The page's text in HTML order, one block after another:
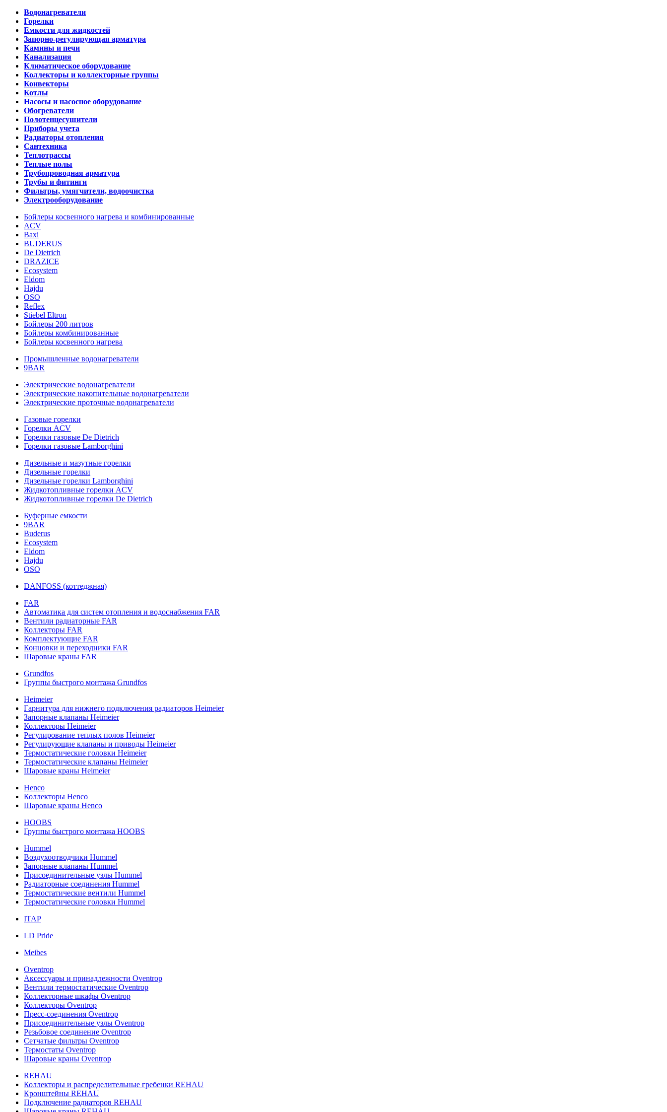
Водонагреватели
Горелки
Емкости для жидкостей
Запорно-регулирующая арматура
Камины и печи
Канализация
Климатическое оборудование
Коллекторы и коллекторные группы
Конвекторы
Котлы
Насосы и насосное оборудование
Обогреватели
Полотенцесушители
Приборы учета
Радиаторы отопления
Сантехника
Теплотрассы
Теплые полы
Трубопроводная арматура
Трубы и фитинги
Фильтры, умягчители, водоочистка
Электрооборудование
Бойлеры косвенного нагрева и комбинированные
ACV
Baxi
BUDERUS
De Dietrich
DRAZICE
Ecosystem
Eldom
Hajdu
OSO
Reflex
Stiebel Eltron
Бойлеры 200 литров
Бойлеры комбинированные
Бойлеры косвенного нагрева
Промышленные водонагреватели
9BAR
Электрические водонагреватели
Электрические накопительные водонагреватели
Электрические проточные водонагреватели
Газовые горелки
Горелки ACV
Горелки газовые De Dietrich
Горелки газовые Lamborghini
Дизельные и мазутные горелки
Дизельные горелки
Дизельные горелки Lamborghini
Жидкотопливные горелки ACV
Жидкотопливные горелки De Dietrich
Буферные емкости
9BAR
Buderus
Ecosystem
Eldom
Hajdu
OSO
DANFOSS (коттеджная)
FAR
Автоматика для систем отопления и водоснабжения FAR
Вентили радиаторные FAR
Коллекторы FAR
Комплектующие FAR
Концовки и переходники FAR
Шаровые краны FAR
Grundfos
Группы быстрого монтажа Grundfos
Heimeier
Гарнитура для нижнего подключения радиаторов Heimeier
Запорные клапаны Heimeier
Коллекторы Heimeier
Регулирование теплых полов Heimeier
Регулирующие клапаны и приводы Heimeier
Термостатические головки Heimeier
Термостатические клапаны Heimeier
Шаровые краны Heimeier
Henco
Коллекторы Henco
Шаровые краны Henco
HOOBS
Группы быстрого монтажа HOOBS
Hummel
Воздухоотводчики Hummel
Запорные клапаны Hummel
Присоединительные узлы Hummel
Радиаторные соединения Hummel
Термостатические вентили Hummel
Термостатические головки Hummel
ITAP
LD Pride
Meibes
Oventrop
Аксессуары и принадлежности Oventrop
Вентили термостатические Oventrop
Коллекторные шкафы Oventrop
Коллекторы Oventrop
Пресс-соединения Oventrop
Присоединительные узлы Oventrop
Резьбовое соединение Oventrop
Сетчатые фильтры Oventrop
Термостаты Oventrop
Шаровые краны Oventrop
REHAU
Коллекторы и распределительные гребенки REHAU
Кронштейны REHAU
Подключение радиаторов REHAU